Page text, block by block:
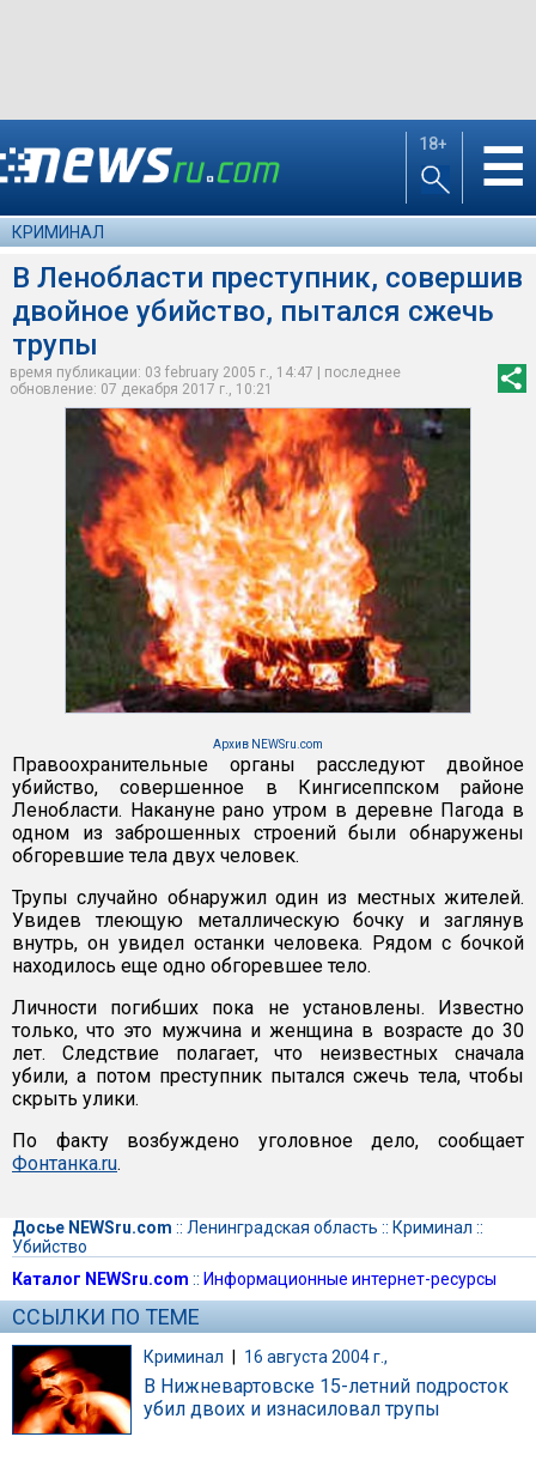
18+ ☰
КРИМИНАЛ
В Ленобласти преступник, совершив
двойное убийство, пытался сжечь
трупы
время публикации: 03 february 2005 г., 14:47 | последнее
обновление: 07 декабря 2017 г., 10:21
Архив NEWSru.com
Правоохранительные органы расследуют двойное
убийство, совершенное в Кингисеппском районе
Ленобласти. Накануне рано утром в деревне Пагода в
одном из заброшенных строений были обнаружены
обгоревшие тела двух человек.
Трупы случайно обнаружил один из местных жителей.
Увидев тлеющую металлическую бочку и заглянув
внутрь, он увидел останки человека. Рядом с бочкой
находилось еще одно обгоревшее тело.
Личности погибших пока не установлены. Известно
только, что это мужчина и женщина в возрасте до 30
лет. Следствие полагает, что неизвестных сначала
убили, а потом преступник пытался сжечь тела, чтобы
скрыть улики.
По факту возбуждено уголовное дело, сообщает
Фонтанка.ru.
Досье NEWSru.com :: Ленинградская область :: Криминал ::
Убийство
Каталог NEWSru.com :: Информационные интернет-ресурсы
ССЫЛКИ ПО ТЕМЕ
Криминал | 16 августа 2004 г.,
В Нижневартовске 15-летний подросток
убил двоих и изнасиловал трупы